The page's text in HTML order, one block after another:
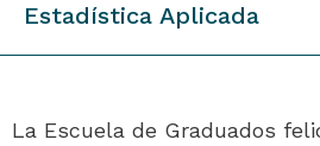
Estadística Aplicada
La Escuela de Graduados